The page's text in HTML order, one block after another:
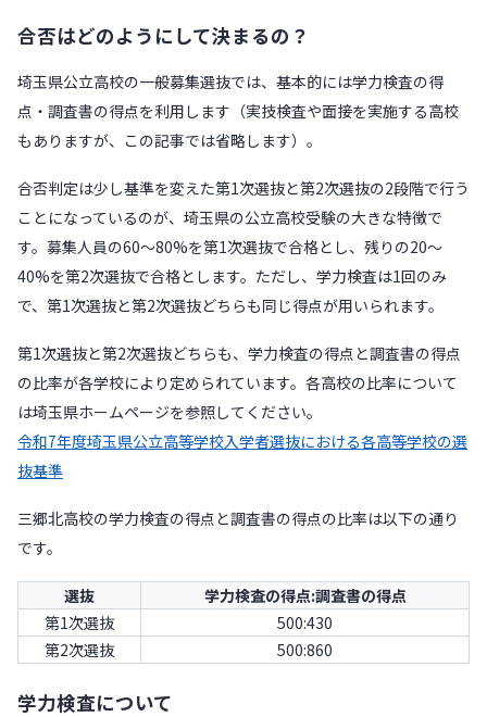
合否はどのようにして決まるの？
埼玉県公立高校の一般募集選抜では、基本的には学力検査の得
点・調査書の得点を利用します（実技検査や面接を実施する高校
もありますが、この記事では省略します）。
合否判定は少し基準を変えた第1次選抜と第2次選抜の2段階で行う
ことになっているのが、埼玉県の公立高校受験の大きな特徴で
す。募集人員の60〜80%を第1次選抜で合格とし、残りの20〜
40%を第2次選抜で合格とします。ただし、学力検査は1回のみ
で、第1次選抜と第2次選抜どちらも同じ得点が用いられます。
第1次選抜と第2次選抜どちらも、学力検査の得点と調査書の得点
の比率が各学校により定められています。各高校の比率について
は埼玉県ホームページを参照してください。
令和7年度埼玉県公立高等学校入学者選抜における各高等学校の選
抜基準
三郷北高校の学力検査の得点と調査書の得点の比率は以下の通り
です。
選抜
学力検査の得点:調査書の得点
第1次選抜
500:430
第2次選抜
500:860
学力検査について